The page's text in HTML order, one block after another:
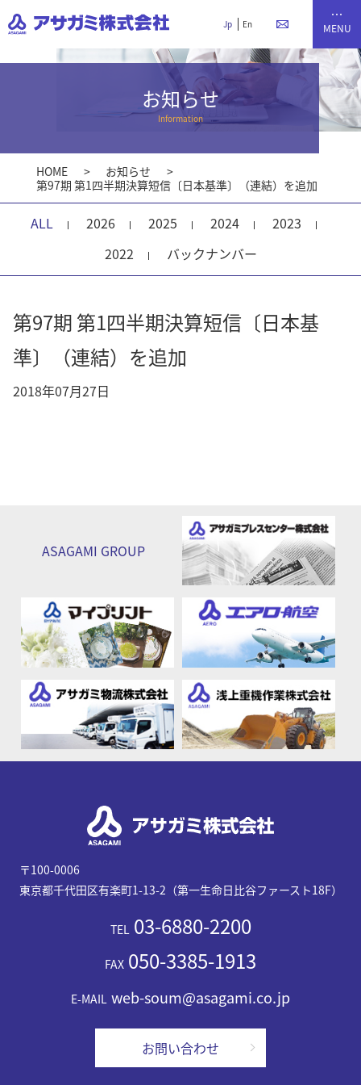
Jp En
お知らせ
Information
HOME
お知らせ
第97期 第1四半期決算短信〔日本基準〕（連結）を追加
ALL 2026 2025 2024
2023
2022
バックナンバー
第97期 第1四半期決算短信〔日本基
準〕（連結）を追加
2018年07月27日
ASAGAMI GROUP
〒100-0006
東京都千代田区有楽町1-13-2（第一生命日比谷ファースト18F）
TEL 03-6880-2200
FAX 050-3385-1913
E-MAIL web-soum@asagami.co.jp
お問い合わせ